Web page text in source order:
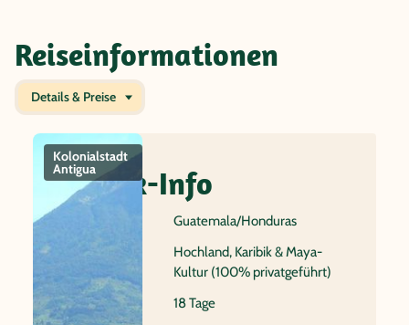
Reiseinformationen
Details & Preise
Kolonialstadt
Antigua
Quick-Info
Guatemala/Honduras
Name
Hochland, Karibik & Maya-
Kultur (100% privatgeführt)
Dauer
18 Tage